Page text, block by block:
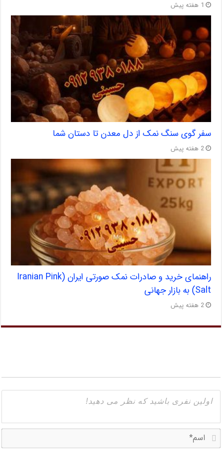
1 هفته پیش
سفر گوی سنگ نمک از دل معدن تا دستان شما
2 هفته پیش
راهنمای خرید و صادرات نمک صورتی ایران (Iranian Pink
Salt) به بازار جهانی
2 هفته پیش